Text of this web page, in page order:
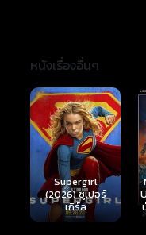
อย่างคับคั่ง ไม่ว่าจะ
โอลด์แมน, กาย เพียร์
โกวสกา Lawless ดั
ดูแรนท์ ที่ชื่อ The
จากเรื่องจริงของ แ
ฮาร์ดี) และ โฮเวิร์ด
ดูแรนท์ ที่ต้มเหล้าเ
จำหน่ายและผลิตสุร
กับความรุนแรง เมื่อ
มาเฟียท้องถิ่นที่นำโด
หนังเรื่องอื่นๆ
Masters of the
Universe (2026)
นักรบเจ้าจักรวาล